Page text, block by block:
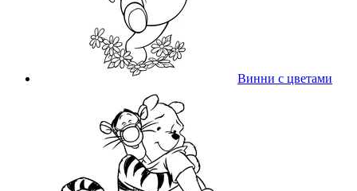
Винни с цветами